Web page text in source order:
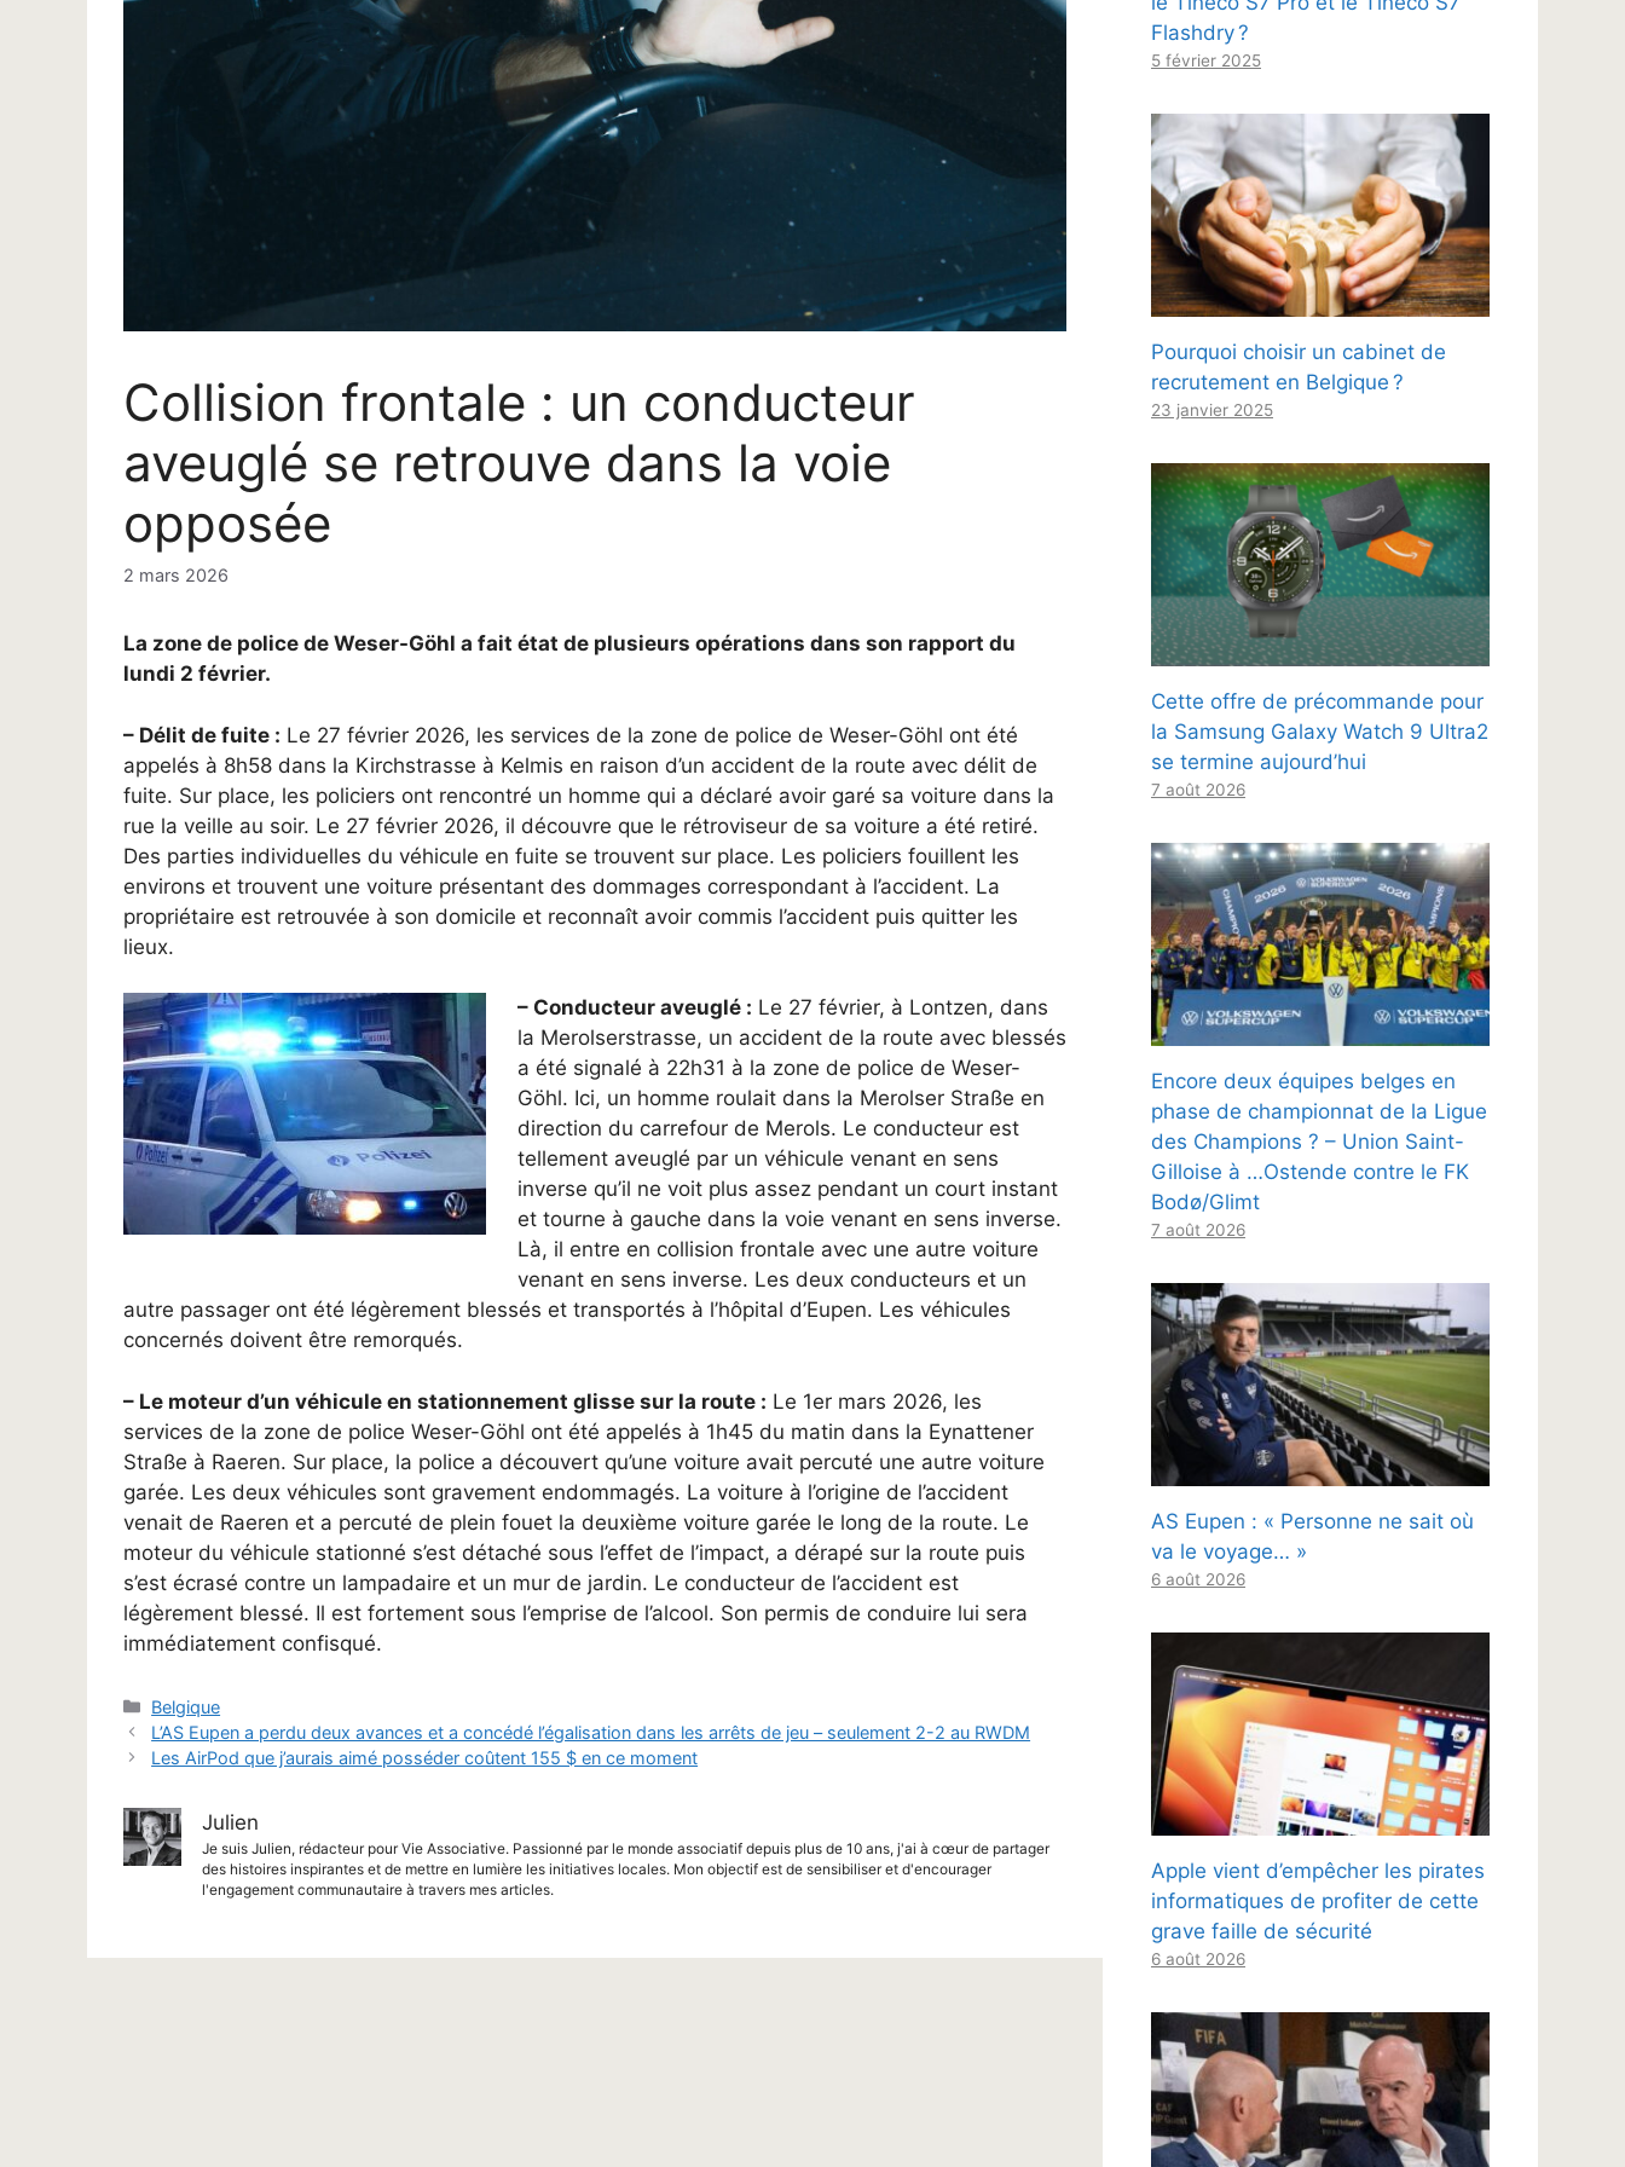
Collision frontale : un conducteur
aveuglé se retrouve dans la voie
opposée
2 mars 2026
La zone de police de Weser-Göhl a fait état de plusieurs opérations dans son rapport du
lundi 2 février.
– Délit de fuite : Le 27 février 2026, les services de la zone de police de Weser-Göhl ont été
appelés à 8h58 dans la Kirchstrasse à Kelmis en raison d’un accident de la route avec délit de
fuite. Sur place, les policiers ont rencontré un homme qui a déclaré avoir garé sa voiture dans la
rue la veille au soir. Le 27 février 2026, il découvre que le rétroviseur de sa voiture a été retiré.
Des parties individuelles du véhicule en fuite se trouvent sur place. Les policiers fouillent les
environs et trouvent une voiture présentant des dommages correspondant à l’accident. La
propriétaire est retrouvée à son domicile et reconnaît avoir commis l’accident puis quitter les
lieux.
– Conducteur aveuglé : Le 27 février, à Lontzen, dans
la Merolserstrasse, un accident de la route avec blessés
a été signalé à 22h31 à la zone de police de Weser-
Göhl. Ici, un homme roulait dans la Merolser Straße en
direction du carrefour de Merols. Le conducteur est
tellement aveuglé par un véhicule venant en sens
inverse qu’il ne voit plus assez pendant un court instant
et tourne à gauche dans la voie venant en sens inverse.
Là, il entre en collision frontale avec une autre voiture
venant en sens inverse. Les deux conducteurs et un
autre passager ont été légèrement blessés et transportés à l’hôpital d’Eupen. Les véhicules
concernés doivent être remorqués.
– Le moteur d’un véhicule en stationnement glisse sur la route : Le 1er mars 2026, les
services de la zone de police Weser-Göhl ont été appelés à 1h45 du matin dans la Eynattener
Straße à Raeren. Sur place, la police a découvert qu’une voiture avait percuté une autre voiture
garée. Les deux véhicules sont gravement endommagés. La voiture à l’origine de l’accident
venait de Raeren et a percuté de plein fouet la deuxième voiture garée le long de la route. Le
moteur du véhicule stationné s’est détaché sous l’effet de l’impact, a dérapé sur la route puis
s’est écrasé contre un lampadaire et un mur de jardin. Le conducteur de l’accident est
légèrement blessé. Il est fortement sous l’emprise de l’alcool. Son permis de conduire lui sera
immédiatement confisqué.
Catégories
Belgique
L’AS Eupen a perdu deux avances et a concédé l’égalisation dans les arrêts de jeu – seulement 2-2 au RWDM
Les AirPod que j’aurais aimé posséder coûtent 155 $ en ce moment
Julien
Je suis Julien, rédacteur pour Vie Associative. Passionné par le monde associatif depuis plus de 10 ans, j'ai à cœur de partager
des histoires inspirantes et de mettre en lumière les initiatives locales. Mon objectif est de sensibiliser et d'encourager
l'engagement communautaire à travers mes articles.
Flashdry ?
5 février 2025
Pourquoi choisir un cabinet de
recrutement en Belgique ?
23 janvier 2025
Cette offre de précommande pour
la Samsung Galaxy Watch 9 Ultra2
se termine aujourd’hui
7 août 2026
Encore deux équipes belges en
phase de championnat de la Ligue
des Champions ? – Union Saint-
Gilloise à …Ostende contre le FK
Bodø/Glimt
7 août 2026
AS Eupen : « Personne ne sait où
va le voyage… »
6 août 2026
Apple vient d’empêcher les pirates
informatiques de profiter de cette
grave faille de sécurité
6 août 2026